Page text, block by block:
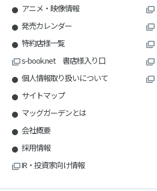
アニメ・映像情報
発売カレンダー
特約店様一覧
s-book.net 書店様入り口
個人情報取り扱いについて
サイトマップ
マッグガーデンとは
会社概要
採用情報
IR・投資家向け情報